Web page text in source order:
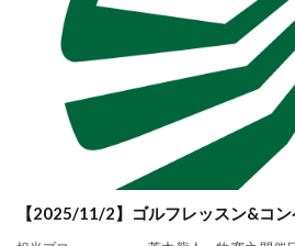
【2025/11/2】ゴルフレッスン&コ